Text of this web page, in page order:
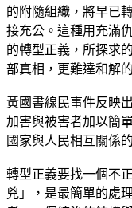
的附隨組織，將早已
接充公。這種用充滿
的轉型正義，所探求
部真相，更難達和解
黃國書線民事件反映
加害與被害者加以簡
國家與人民相互關係
轉型正義要找一個不
兇」，是最簡單的處